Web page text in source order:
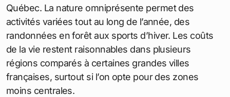
Québec. La nature omniprésente permet des
activités variées tout au long de l’année, des
randonnées en forêt aux sports d’hiver. Les coûts
de la vie restent raisonnables dans plusieurs
régions comparés à certaines grandes villes
françaises, surtout si l’on opte pour des zones
moins centrales.